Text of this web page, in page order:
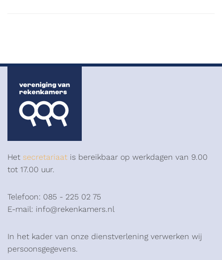
Het secretariaat is bereikbaar op werkdagen van 9.00
tot 17.00 uur.
Telefoon: 085 - 225 02 75
E-mail: info@rekenkamers.nl
In het kader van onze dienstverlening verwerken wij
persoonsgegevens.